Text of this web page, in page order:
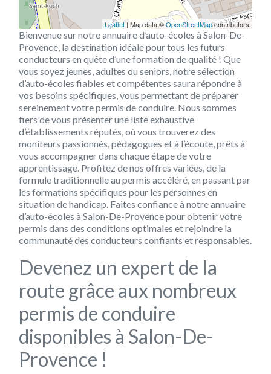
Leaflet | Map data ©OpenStreetMapcontributors
Bienvenue sur notre annuaire d’auto-écoles à Salon-De-
Provence, la destination idéale pour tous les futurs
conducteurs en quête d’une formation de qualité ! Que
vous soyez jeunes, adultes ou seniors, notre sélection
d’auto-écoles fiables et compétentes saura répondre à
vos besoins spécifiques, vous permettant de préparer
sereinement votre permis de conduire. Nous sommes
fiers de vous présenter une liste exhaustive
d’établissements réputés, où vous trouverez des
moniteurs passionnés, pédagogues et à l’écoute, prêts à
vous accompagner dans chaque étape de votre
apprentissage. Profitez de nos offres variées, de la
formule traditionnelle au permis accéléré, en passant par
les formations spécifiques pour les personnes en
situation de handicap. Faites confiance à notre annuaire
d’auto-écoles à Salon-De-Provence pour obtenir votre
permis dans des conditions optimales et rejoindre la
communauté des conducteurs confiants et responsables.
Devenez un expert de la
route grâce aux nombreux
permis de conduire
disponibles à Salon-De-
Provence !